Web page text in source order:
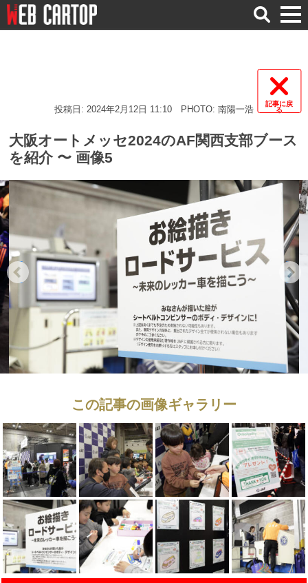
検
索
記事に戻
る
投稿日: 2024年2月12日 11:10 PHOTO: 南陽一浩
大阪オートメッセ2024のAF関西支部ブース
を紹介 〜 画像5
この記事の画像ギャラリー